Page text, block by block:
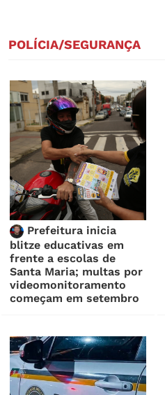
POLÍCIA/SEGURANÇA
Prefeitura inicia
blitze educativas em
frente a escolas de
Santa Maria; multas por
videomonitoramento
começam em setembro